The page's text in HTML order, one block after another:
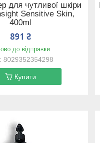
для чутливої шкіри
Sensitive Skin,
400ml
891 ₴
до відправки
8029352354298
Купити